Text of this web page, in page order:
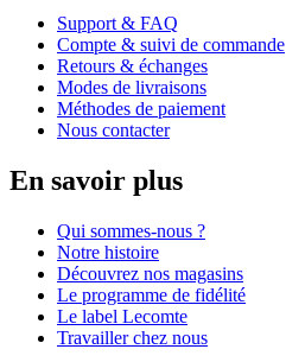
Support & FAQ
Compte & suivi de commande
Retours & échanges
Modes de livraisons
Méthodes de paiement
Nous contacter
En savoir plus
Qui sommes-nous ?
Notre histoire
Découvrez nos magasins
Le programme de fidélité
Le label Lecomte
Travailler chez nous